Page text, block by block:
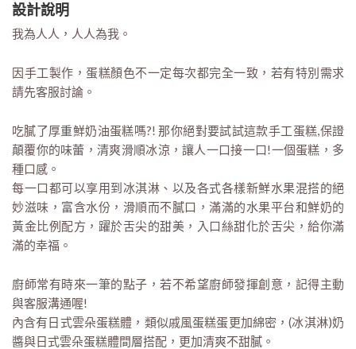
設計說明
我為人人，人人為我。
因手工製作，蛋糕顏色不一定每次都完全一致，若有特別需求
請先客服討論。
吃膩了厚重鮮奶油蛋糕嗎?! 那你絕對要試試這款手工蛋糕,保證
顛覆你的味蕾，清爽滑順冰涼，讓人一口接一口!一個蛋糕，多
種口感。
每一口都可以享用到冰淇淋、以及各式各樣新鮮水果混搭的絕
妙滋味，富含水份，滑順而不膩口，滿滿的水果平台和鮮奶的
黃金比例配方，躍於舌尖的甜美，入口絲甜化於舌尖，給你滿
滿的幸福。
廚師常有時來一筆的點子，若不希望廚師發揮創意，記得主動
與客服溝通喔!
內含有日式雲朵蛋糕體，類似戚風蛋糕蛋更加綿密，(冰淇淋)奶
醬與日式雲朵蛋糕體間層搭配，更加清爽不甜膩。